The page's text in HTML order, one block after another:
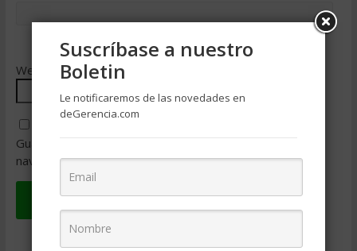
Web
Guarda mi nombre, correo electrónico y web en este
navegador para la próxima vez que comente.
Suscríbase a nuestro
Boletin
Le notificaremos de las novedades en
deGerencia.com